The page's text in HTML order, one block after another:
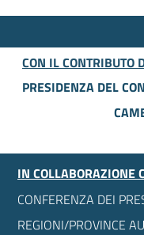
CON IL CONTRIBUTO
PRESIDENZA DEL
IN COLLABORAZIONE
CONFERENZA DEI
REGIONI/PROVINCE